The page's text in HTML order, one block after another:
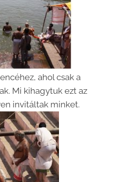
ahol csak a
Mi kihagytuk ezt az
invitáltak minket.